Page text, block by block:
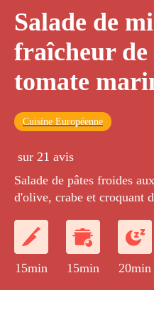
Salade de
fraîcheur de
tomate
Cuisine Européenne
sur 21 avis
Salade de pâtes froides
d'olive, crabe et croquant
15min 15min 20min